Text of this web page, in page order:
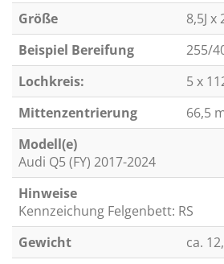
Größe
8,5J x
Beispiel Bereifung
255/
Lochkreis:
5 x
Mittenzentrierung
66,5
Modell(e)
Audi Q5 (FY) 2017-2024
Hinweise
Kennzeichung Felgenbett: RS
Gewicht
ca.